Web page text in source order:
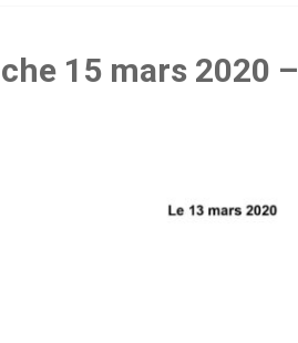
15 mars 2020 –